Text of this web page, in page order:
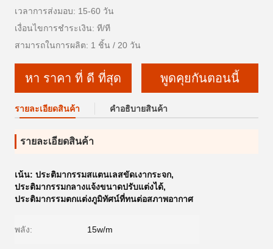
เวลาการส่งมอบ: 15-60 วัน
เงื่อนไขการชำระเงิน: ที/ที
สามารถในการผลิต: 1 ชิ้น / 20 วัน
หา ราคา ที่ ดี ที่สุด พูดคุยกันตอนนี้
รายละเอียดสินค้า คําอธิบายสินค้า
รายละเอียดสินค้า
เน้น: ประติมากรรมสแตนเลสขัดเงากระจก,
ประติมากรรมกลางแจ้งขนาดปรับแต่งได้,
ประติมากรรมตกแต่งภูมิทัศน์ที่ทนต่อสภาพอากาศ
พลัง: 15w/m